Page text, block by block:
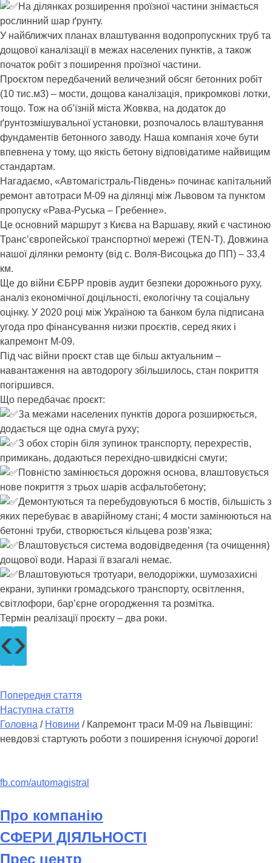
На ділянках розширення проїзної частини знімається
рослинний шар ґрунту.
У найближчих планах влаштування водопропускних труб та
дощової каналізації в межах населених пунктів, а також
початок робіт з поширення проїзної частини.
Проєктом передбачений величезний обсяг бетонних робіт
(10 тис.м3) – мости, дощова каналізація, прикромкові лотки,
тощо. Тож на об’їзній міста Жовква, на додаток до
ґрунтозмішувальної установки, розпочалось влаштування
фундаментів бетонного заводу. Наша компанія хоче бути
впевнена у тому, що якість бетону відповідатиме найвищим
стандартам.
Нагадаємо, «Автомагістраль-Південь» починає капітальний
ремонт автотраси М-09 на ділянці між Львовом та пунктом
пропуску «Рава-Руська – Гребенне».
Це основний маршрут з Києва на Варшаву, який є частиною
Транс’європейської транспортної мережі (TEN-T). Довжина
нашої ділянки ремонту (від с. Воля-Висоцька до ПП) – 33,4
км.
Ще до війни ЄБРР провів аудит безпеки дорожнього руху,
аналіз економічної доцільності, екологічну та соціальну
оцінку. У 2020 році між Україною та банком була підписана
угода про фінансування низки проєктів, серед яких і
капремонт М-09.
Під час війни проєкт став ще більш актуальним –
навантаження на автодорогу збільшилось, стан покриття
погіршився.
Що передбачає проєкт:
За межами населених пунктів дорога розширюється,
додається ще одна смуга руху;
З обох сторін біля зупинок транспорту, перехрестів,
примикань, додаються перехідно-швидкісні смуги;
Повністю замінюється дорожня основа, влаштовується
нове покриття з трьох шарів асфальтобетону;
Демонтуються та перебудовуються 6 мостів, більшість з
яких перебуває в аварійному стані; 4 мости замінюються на
бетонні труби, створюється кільцева розв’язка;
Влаштовується система водовідведення (та очищення)
дощової води. Наразі її взагалі немає.
Влаштовуються тротуари, велодоріжки, шумозахисні
екрани, зупинки громадського транспорту, освітлення,
світлофори, бар’єрне огородження та розмітка.
Термін реалізації проєкту – два роки.
‹›
Попередня стаття
Наступна стаття
Головна / Новини / Капремонт траси М-09 на Львівщині:
невдовзі стартують роботи з поширення існуючої дороги!
fb.com/automagistral
Про компанію
СФЕРИ ДІЯЛЬНОСТІ
Прес центр